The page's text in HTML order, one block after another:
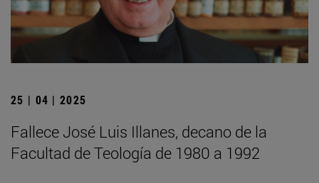
25 | 04 | 2025
Fallece José Luis Illanes, decano de la
Facultad de Teología de 1980 a 1992